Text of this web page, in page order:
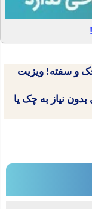
چک و سفته! ویزیت
نیاز به چک یا